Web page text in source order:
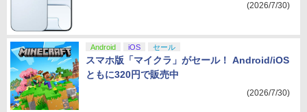
(2026/7/30)
Android iOS セール
スマホ版「マイクラ」がセール！ Android/iOS
ともに320円で販売中
(2026/7/30)